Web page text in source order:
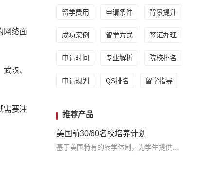
网络面
汉、
需要注
留学费用 申请条件 背景提升
成功案例 留学方式 签证办理
申请时间 专业解析 院校排名
申请规划 QS排名 留学指导
推荐产品
美国前30/60名校培养计划